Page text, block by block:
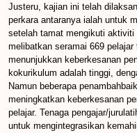
Justeru, kajian ini telah
perkara antaranya ialah untuk
setelah tamat mengikuti
melibatkan seramai 669
menunjukkan keberkesanan
kokurikulum adalah tinggi,
Namun beberapa
meningkatkan keberkesanan
pelajar. Tenaga pengajar/
untuk mengintegrasikan